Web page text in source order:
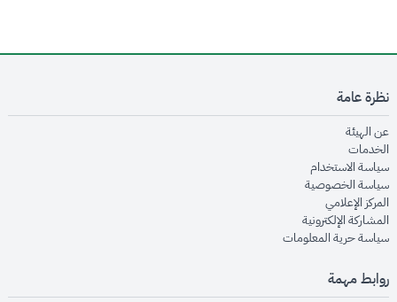
نظرة عامة
عن الهيئةopens in new window
الخدماتopens in new window
سياسة الاستخدام
سياسة الخصوصيةopens in new window
المركز الإعلاميopens in new window
المشاركة الإلكترونيةopens in new window
سياسة حرية المعلوماتopens in new window
روابط مهمة